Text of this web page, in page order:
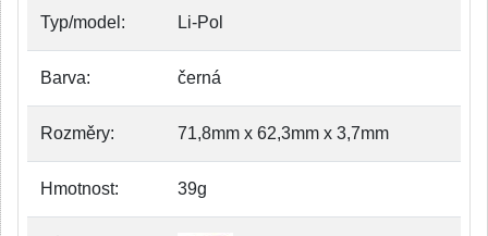
Typ/model: Li-Pol
Barva: černá
Rozměry: 71,8mm x 62,3mm x 3,7mm
Hmotnost: 39g